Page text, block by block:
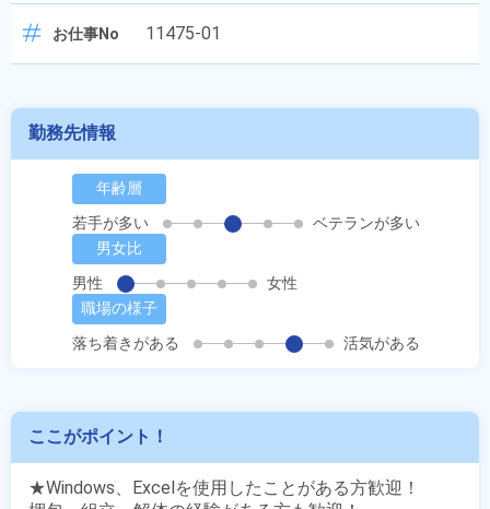
お仕事No 11475-01
勤務先情報
年齢層
若手が多い
ベテランが多い
男女比
男性
女性
職場の様子
落ち着きがある
活気がある
ここがポイント！
★Windows、Excelを使用したことがある方歓迎！